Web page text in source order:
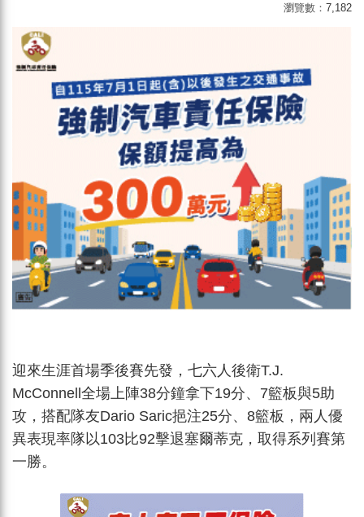
瀏覽數： 7,182
迎來生涯首場季後賽先發，七六人後衛T.J.
McConnell全場上陣38分鐘拿下19分、7籃板與5助
攻，搭配隊友Dario Saric挹注25分、8籃板，兩人優
異表現率隊以103比92擊退塞爾蒂克，取得系列賽第
一勝。